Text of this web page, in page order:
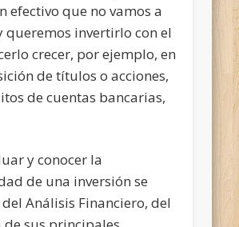
efectivo que no vamos a
queremos invertirlo con el
crecer, por ejemplo, en
de títulos o acciones,
de cuentas bancarias,
y conocer la
de una inversión se
del Análisis Financiero, del